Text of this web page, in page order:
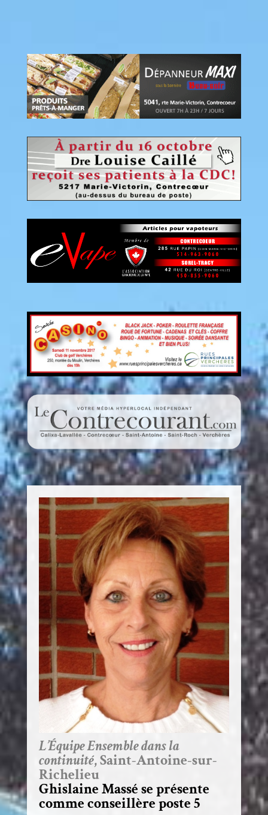
L’Équipe Ensemble dans la
continuité, Saint-Antoine-sur-
Richelieu
Ghislaine Massé se présente
comme conseillère poste 5